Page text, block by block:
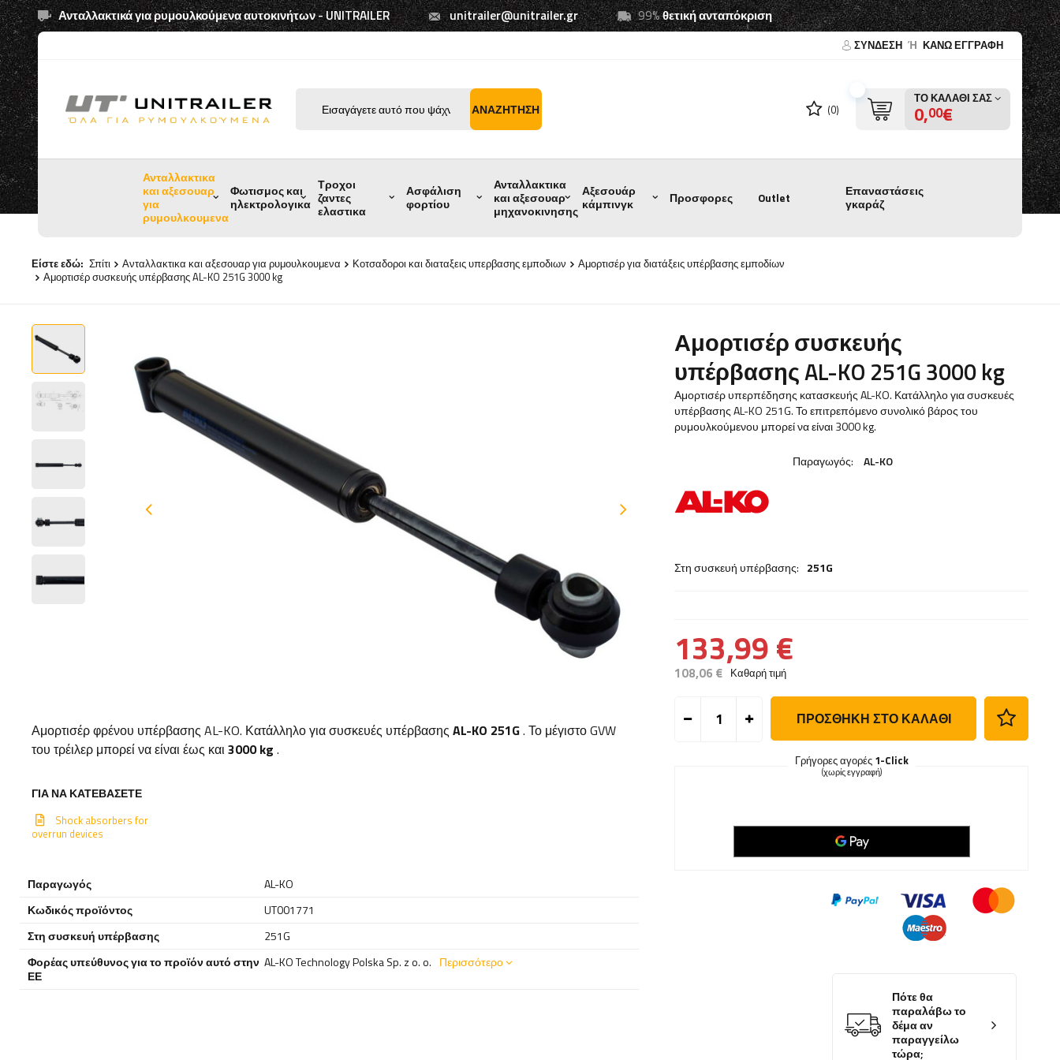
Ανταλλακτικά για ρυμουλκούμενα αυτοκινήτων - UNITRAILER unitrailer@unitrailer.gr 99%θετική ανταπόκριση
ΣΎΝΔΕΣΗ Ή ΚΑΝΩ ΕΓΓΡΑΦΗ
ΑΝΑΖΉΤΗΣΗ (0)
ΤΟ ΚΑΛΆΘΙ ΣΑΣ
0,00€
Ανταλλακτικα
και αξεσουαρ
για
ρυμουλκουμενα
Φωτισμος και
ηλεκτρολογικα
Τροχοι
ζαντες
ελαστικα
Ασφάλιση
φορτίου
Ανταλλακτικα
και αξεσουαρ
μηχανοκινησης
Αξεσουάρ
κάμπινγκ
Προσφορες Outlet
Επαναστάσεις
γκαράζ
Είστε εδώ: Σπίτι Ανταλλακτικα και αξεσουαρ για ρυμουλκουμενα Κοτσαδοροι και διαταξεις υπερβασης εμποδιων
Αμορτισέρ για διατάξεις υπέρβασης εμποδίων
Αμορτισέρ συσκευής υπέρβασης AL-KO 251G 3000 kg
Αμορτισέρ συσκευής
υπέρβασης AL-KO 251G 3000 kg
Αμορτισέρ υπερπέδησης κατασκευής AL-KO. Κατάλληλο για συσκευές
υπέρβασης AL-KO 251G. Το επιτρεπόμενο συνολικό βάρος του
ρυμουλκούμενου μπορεί να είναι 3000 kg.
Παραγωγός: AL-KO
Στη συσκευή υπέρβασης: 251G
133,99 €
108,06 € Καθαρή τιμή
ΠΡΟΣΘΉΚΗ ΣΤΟ ΚΑΛΆΘΙ
Γρήγορες αγορές 1-Click
(χωρίς εγγραφή)
Πότε θα
παραλάβω το
δέμα αν
παραγγείλω
τώρα;
Αμορτισέρ φρένου υπέρβασης AL-KO. Κατάλληλο για συσκευές υπέρβασης AL-KO 251G. Το μέγιστο GVW
του τρέιλερ μπορεί να είναι έως και 3000 kg .
ΓΙΑ ΝΑ ΚΑΤΕΒΆΣΕΤΕ
Shock absorbers for
overrun devices
Παραγωγός
AL-KO
Κωδικός προϊόντος
UT001771
Στη συσκευή υπέρβασης
251G
Φορέας υπεύθυνος για το προϊόν αυτό στην
ΕΕ
AL-KO Technology Polska Sp. z o. o. Περισσότερο